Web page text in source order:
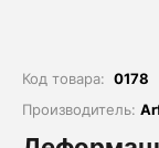
Код товара: 0178
Производитель: